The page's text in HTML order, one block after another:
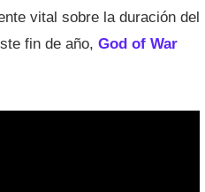
vital sobre la duración del
fin de año, God of War